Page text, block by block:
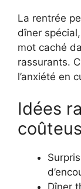
La rentrée
dîner
mot caché
rassurants.
l’anxiété en
Idées